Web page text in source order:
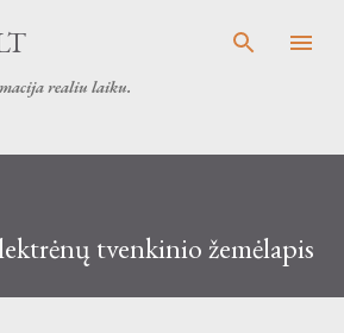
Skip to main content
realiu laiku.
tvenkinio žemėlapis